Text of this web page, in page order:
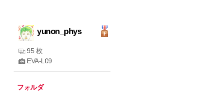
yunon_phys
95 枚
EVA-L09
フォルダ